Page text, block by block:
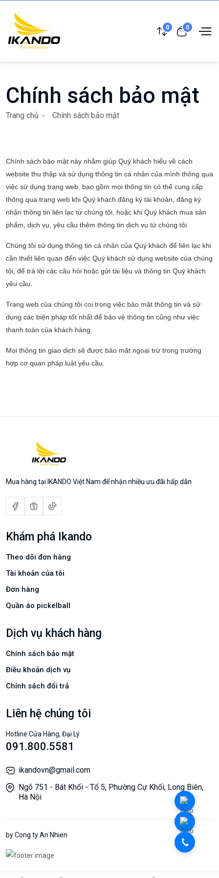
0 0
Chính sách bảo mật
Trang chủ Chính sách bảo mật
Chính sách bảo mật này nhằm giúp Quý khách hiểu về cách
website thu thập và sử dụng thông tin cá nhân của mình thông qua
việc sử dụng trang web, bao gồm mọi thông tin có thể cung cấp
thông qua trang web khi Quý khách đăng ký tài khoản, đăng ký
nhận thông tin liên lạc từ chúng tôi, hoặc khi Quý khách mua sản
phẩm, dịch vụ, yêu cầu thêm thông tin dịch vụ từ chúng tôi.
Chúng tôi sử dụng thông tin cá nhân của Quý khách để liên lạc khi
cần thiết liên quan đến việc Quý khách sử dụng website của chúng
tôi, để trả lời các câu hỏi hoặc gửi tài liệu và thông tin Quý khách
yêu cầu.
Trang web của chúng tôi coi trọng việc bảo mật thông tin và sử
dụng các biện pháp tốt nhất để bảo vệ thông tin cũng như việc
thanh toán của khách hàng.
Mọi thông tin giao dịch sẽ được bảo mật ngoại trừ trong trường
hợp cơ quan pháp luật yêu cầu.
Mua hàng tại IKANDO Việt Nam để nhận nhiều ưu đãi hấp dẫn
Khám phá Ikando
Theo dõi đơn hàng
Tài khoản của tôi
Đơn hàng
Quần áo pickelball
Dịch vụ khách hàng
Chính sách bảo mật
Điều khoản dịch vụ
Chính sách đổi trả
Liên hệ chúng tôi
Hotline Cửa Hàng, Đại Lý
091.800.5581
ikandovn@gmail.com
Ngõ 751 - Bát Khối - Tổ 5, Phường Cự Khối, Long Biên,
Hà Nội
by Cong ty An Nhien